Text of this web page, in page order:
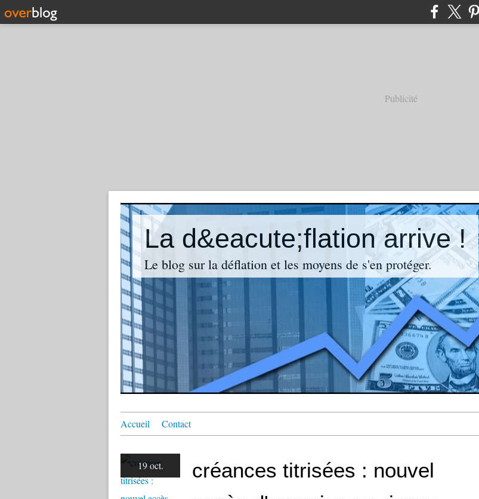
Publicité
La d&eacute;flation arrive !
Le blog sur la déflation et les moyens de s'en protéger.
Accueil Contact
19 oct.
créances titrisées : nouvel